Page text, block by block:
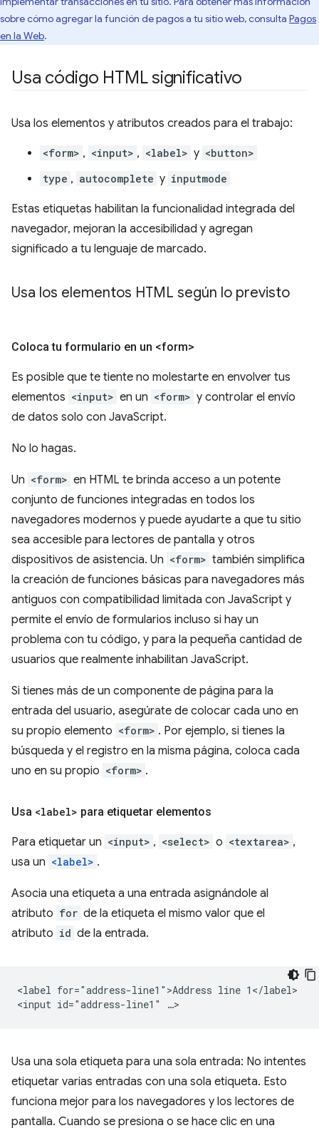
sobre cómo agregar la función de pagos a tu sitio web, consulta Pagos
en la Web.
Usa código HTML significativo
Usa los elementos y atributos creados para el trabajo:
<form> , <input> , <label> y <button>
type , autocomplete y inputmode
Estas etiquetas habilitan la funcionalidad integrada del
navegador, mejoran la accesibilidad y agregan
significado a tu lenguaje de marcado.
Usa los elementos HTML según lo previsto
Coloca tu formulario en un <form>
Es posible que te tiente no molestarte en envolver tus
elementos <input> en un <form> y controlar el envío
de datos solo con JavaScript.
No lo hagas.
Un <form> en HTML te brinda acceso a un potente
conjunto de funciones integradas en todos los
navegadores modernos y puede ayudarte a que tu sitio
sea accesible para lectores de pantalla y otros
dispositivos de asistencia. Un <form> también simplifica
la creación de funciones básicas para navegadores más
antiguos con compatibilidad limitada con JavaScript y
permite el envío de formularios incluso si hay un
problema con tu código, y para la pequeña cantidad de
usuarios que realmente inhabilitan JavaScript.
Si tienes más de un componente de página para la
entrada del usuario, asegúrate de colocar cada uno en
su propio elemento <form> . Por ejemplo, si tienes la
búsqueda y el registro en la misma página, coloca cada
uno en su propio <form> .
Usa <label> para etiquetar elementos
Para etiquetar un <input> , <select> o <textarea> ,
usa un <label> .
Asocia una etiqueta a una entrada asignándole al
atributo for de la etiqueta el mismo valor que el
atributo id de la entrada.
<label for="address-line1">Address line 1</label>
Usa una sola etiqueta para una sola entrada: No intentes
etiquetar varias entradas con una sola etiqueta. Esto
funciona mejor para los navegadores y los lectores de
pantalla. Cuando se presiona o se hace clic en una